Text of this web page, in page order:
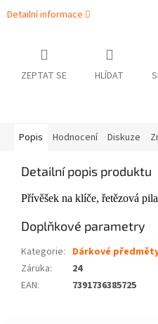
Detailní informace
ZEPTAT SE HLÍDAT
Popis Hodnocení Diskuze
Detailní popis produktu
Přívěšek na klíče, řetězová
Doplňkové parametry
Kategorie: Dárkové
Záruka:
24
EAN: 7391736385725